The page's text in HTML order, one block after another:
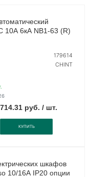
10А 6кА NB1-63 (R)
179614
CHINT
714.31 руб. / шт.
КУПИТЬ
шкафов
10/16А IP20 опции